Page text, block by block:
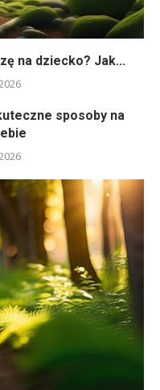
na dziecko? Jak...
sposoby na